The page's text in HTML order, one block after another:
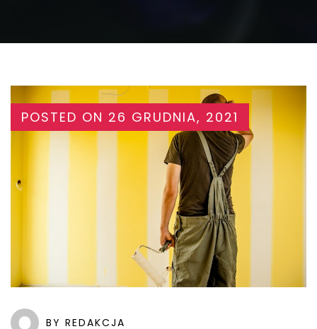
POSTED ON 26 GRUDNIA, 2021
BY REDAKCJA